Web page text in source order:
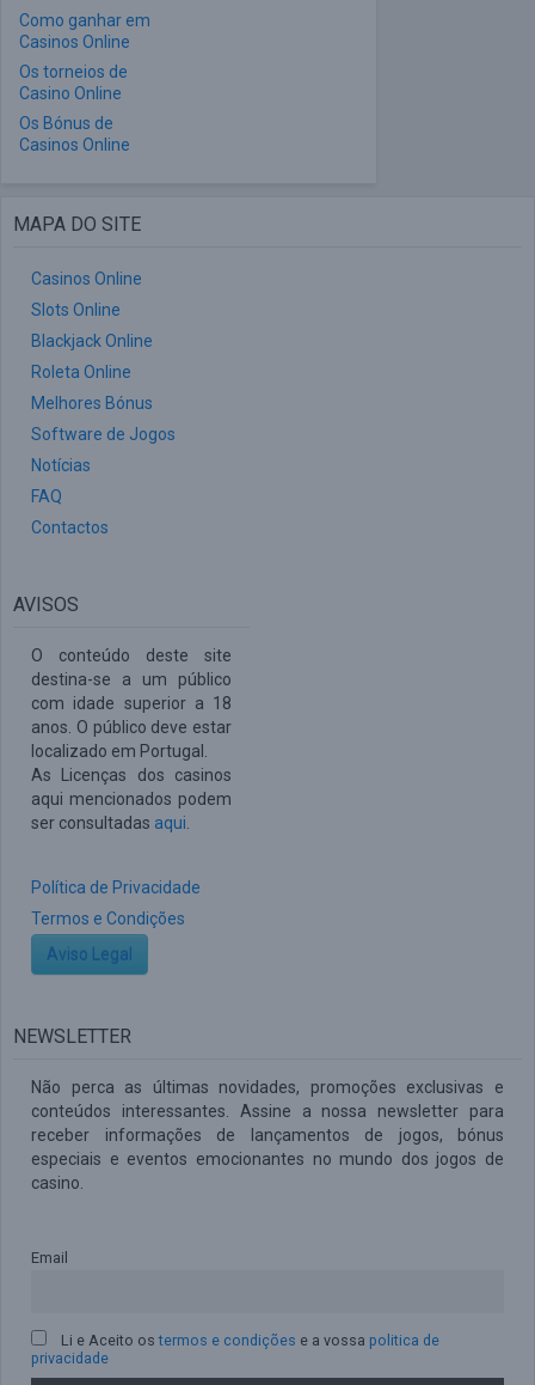
Como ganhar em
Casinos Online
Os torneios de
Casino Online
Os Bónus de
Casinos Online
MAPA DO SITE
Casinos Online
Slots Online
Blackjack Online
Roleta Online
Melhores Bónus
Software de Jogos
Notícias
FAQ
Contactos
AVISOS
O conteúdo deste site
destina-se a um público
com idade superior a 18
anos. O público deve estar
localizado em Portugal.
As Licenças dos casinos
aqui mencionados podem
ser consultadas aqui
Política de Privacidade
Termos e Condições
Aviso Legal
NEWSLETTER
Não perca as últimas novidades, promoções exclusivas e
conteúdos interessantes. Assine a nossa newsletter para
receber informações de lançamentos de jogos, bónus
especiais e eventos emocionantes no mundo dos jogos de
casino.
Email
Li e Aceito ostermos e condições e a vossa politica de
privacidade